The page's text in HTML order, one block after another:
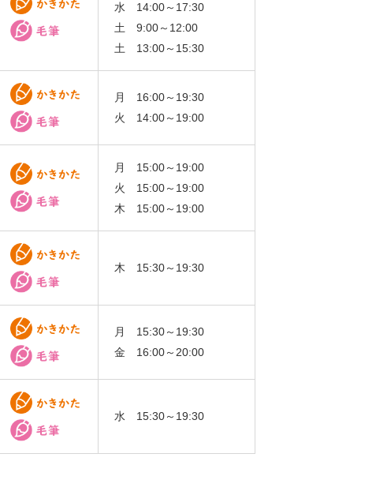
水 14:00～17:30
土 9:00～12:00
土 13:00～15:30
月 16:00～19:30
火 14:00～19:00
月 15:00～19:00
火 15:00～19:00
木 15:00～19:00
木 15:30～19:30
月 15:30～19:30
金 16:00～20:00
水 15:30～19:30